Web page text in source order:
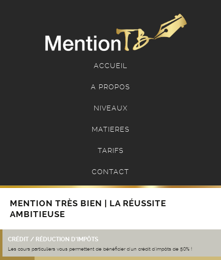
ACCUEIL
A PROPOS
NIVEAUX
MATIERES
TARIFS
CONTACT
MENTION TRÈS BIEN | LA RÉUSSITE
AMBITIEUSE
CRÉDIT / RÉDUCTION D’IMPÔTS
Les cours particuliers vous permettent de bénéficier d'un crédit d'impôts de 50% !